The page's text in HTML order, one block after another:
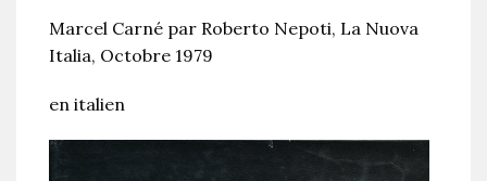
Marcel Carné par Roberto Nepoti, La Nuova
Italia, Octobre 1979
en italien